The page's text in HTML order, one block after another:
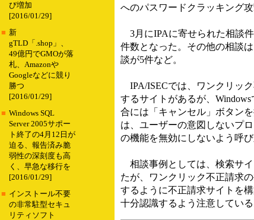
び増加
[2016/01/29]
■ 新
gTLD「.shop」、
49億円でGMOが落
札、Amazonや
Googleなどに競り
勝つ
[2016/01/29]
■ Windows SQL
Server 2005サポー
ト終了の4月12日が
迫る、報告済み脆
弱性の深刻度も高
く、早急な移行を
[2016/01/29]
■ インストール不要
の非常駐型セキュ
リティソフト
へのパスワードクラッキング
3月にIPAに寄せられた相談
件数となった。その他の相談
談が5件など。
IPA/ISECでは、ワンクリッ
するサイトがあるが、
合には「キャンセル」ボタン
は、ユーザーの意図しないプ
の機能を無効にしないよう呼び
相談事例としては、検索サ
たが、ワンクリック不正請求
するように不正請求サイトを
十分認識するよう注意している